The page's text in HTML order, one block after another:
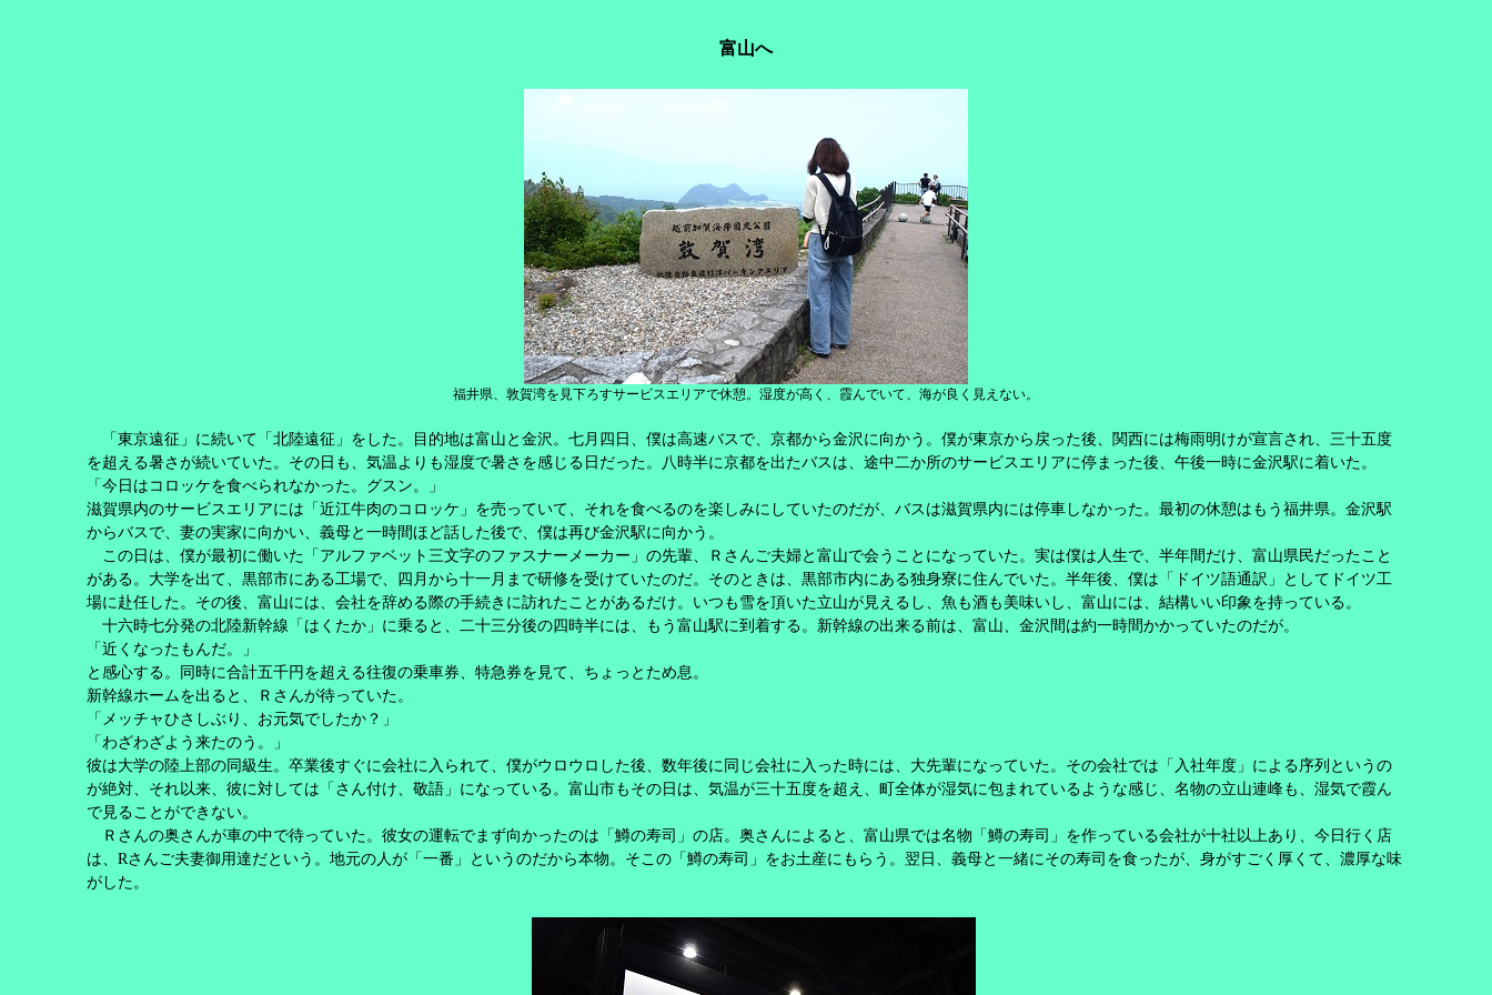
富山へ
福井県、敦賀湾を見下ろすサービスエリアで休憩。湿度が高く、霞んでいて、海が良く見えない。
「東京遠征」に続いて「北陸遠征」をした。目的地は富山と金沢。七月四日、僕は高速バスで、京都から金沢に向かう。僕が東京から戻った後、関西には梅雨明けが宣言され、三十五度
を超える暑さが続いていた。その日も、気温よりも湿度で暑さを感じる日だった。八時半に京都を出たバスは、途中二か所のサービスエリアに停まった後、午後一時に金沢駅に着いた。
「今日はコロッケを食べられなかった。グスン。」
滋賀県内のサービスエリアには「近江牛肉のコロッケ」を売っていて、それを食べるのを楽しみにしていたのだが、バスは滋賀県内には停車しなかった。最初の休憩はもう福井県。金沢駅
からバスで、妻の実家に向かい、義母と一時間ほど話した後で、僕は再び金沢駅に向かう。
この日は、僕が最初に働いた「アルファベット三文字のファスナーメーカー」の先輩、Ｒさんご夫婦と富山で会うことになっていた。実は僕は人生で、半年間だけ、富山県民だったこと
がある。大学を出て、黒部市にある工場で、四月から十一月まで研修を受けていたのだ。そのときは、黒部市内にある独身寮に住んでいた。半年後、僕は「ドイツ語通訳」としてドイツ工
場に赴任した。その後、富山には、会社を辞める際の手続きに訪れたことがあるだけ。いつも雪を頂いた立山が見えるし、魚も酒も美味いし、富山には、結構いい印象を持っている。
十六時七分発の北陸新幹線「はくたか」に乗ると、二十三分後の四時半には、もう富山駅に到着する。新幹線の出来る前は、富山、金沢間は約一時間かかっていたのだが。
「近くなったもんだ。」
と感心する。同時に合計五千円を超える往復の乗車券、特急券を見て、ちょっとため息。
新幹線ホームを出ると、Ｒさんが待っていた。
「メッチャひさしぶり、お元気でしたか？」
「わざわざよう来たのう。」
彼は大学の陸上部の同級生。卒業後すぐに会社に入られて、僕がウロウロした後、数年後に同じ会社に入った時には、大先輩になっていた。その会社では「入社年度」による序列というの
が絶対、それ以来、彼に対しては「さん付け、敬語」になっている。富山市もその日は、気温が三十五度を超え、町全体が湿気に包まれているような感じ、名物の立山連峰も、湿気で霞ん
で見ることができない。
Ｒさんの奥さんが車の中で待っていた。彼女の運転でまず向かったのは「鱒の寿司」の店。奥さんによると、富山県では名物「鱒の寿司」を作っている会社が十社以上あり、今日行く店
は、 Rさんご夫妻御用達だという。地元の人が「一番」というのだから本物。そこの「鱒の寿司」をお土産にもらう。翌日、義母と一緒にその寿司を食ったが、身がすごく厚くて、濃厚な味
がした。